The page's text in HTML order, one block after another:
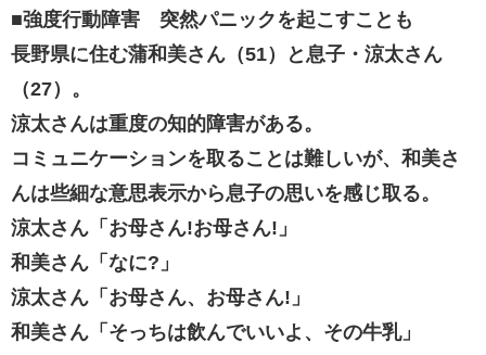
■強度行動障害 突然パニックを起こすことも
長野県に住む蒲和美さん（51）と息子・涼太さん
（27）。
涼太さんは重度の知的障害がある。
コミュニケーションを取ることは難しいが、和美さ
んは些細な意思表示から息子の思いを感じ取る。
涼太さん「お母さん!お母さん!」
和美さん「なに?」
涼太さん「お母さん、お母さん!」
和美さん「そっちは飲んでいいよ、その牛乳」